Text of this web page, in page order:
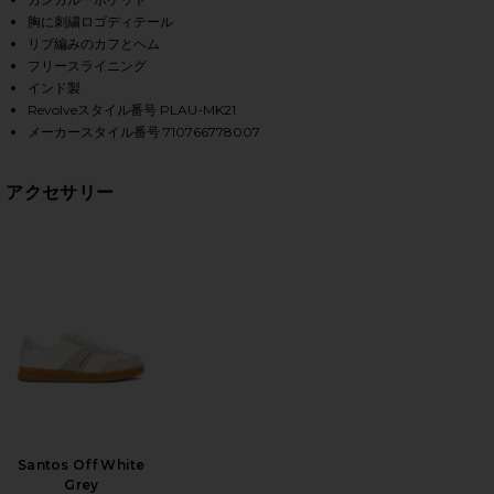
FLEECE HOODIE IN CRUISE NAVY ON
FLEECE HOODIE IN CRUISE NAVY ON
FLEECE HOODIE IN CRUISE NAVY ON
胸に刺繍ロゴディテール
リブ編みのカフとヘム
フリースライニング
インド製
Revolveスタイル番号 PLAU-MK21
メーカースタイル番号 710766778007
アクセサリー
Santos Off White
Grey